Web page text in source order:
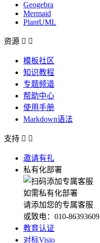
Geogebra
Mermaid
PlantUML
资源  
模板社区
知识教程
专题频道
帮助中心
使用手册
Markdown语法
支持  
邀请有礼
私有化部署
如需私有化部署
请添加您的专属客服
或致电：010-86393609
教育认证
对标Visio